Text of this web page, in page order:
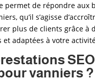
permet de répondre aux
, qu’il s’agisse
plus de clients grâce à
et adaptées à votre
vanniers?